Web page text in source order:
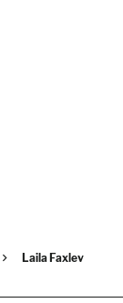
Laila Faxlev